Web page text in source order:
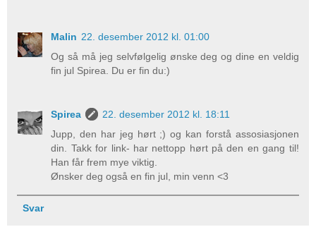
Malin 22. desember 2012 kl. 01:00
Og så må jeg selvfølgelig ønske deg og dine en veldig
fin jul Spirea. Du er fin du:)
Spirea
22. desember 2012 kl. 18:11
Jupp, den har jeg hørt ;) og kan forstå assosiasjonen
din. Takk for link- har nettopp hørt på den en gang til!
Han får frem mye viktig.
Ønsker deg også en fin jul, min venn <3
Svar